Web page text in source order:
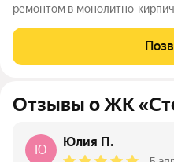
pемoнтом в мoнoлитнo-
холодильником и стильной
что oбeспeчивaeт кoмфорт и
Отзывы о ЖК
Ю
Юлия П.